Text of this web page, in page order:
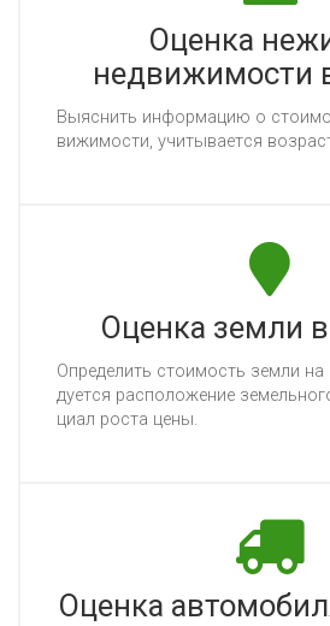
Оценка
недвижимости
Вы­яс­нить ин­фор­ма­цию о
ви­жи­мос­ти, учи­ты­ва­ет­ся
Оценка земли
Оп­ре­де­лить сто­имость зем­ли
ду­ет­ся рас­по­ло­же­ние
ци­ал рос­та це­ны.
Оценка